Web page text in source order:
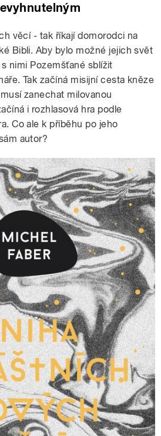
věcí ‒ tak říkají domorodci na
Bibli. Aby bylo možné jejich svět
nimi Pozemšťané sblížit
Tak začíná misijní cesta kněze
zanechat milovanou
i rozhlasová hra podle
Co ale k příběhu po jeho
autor?